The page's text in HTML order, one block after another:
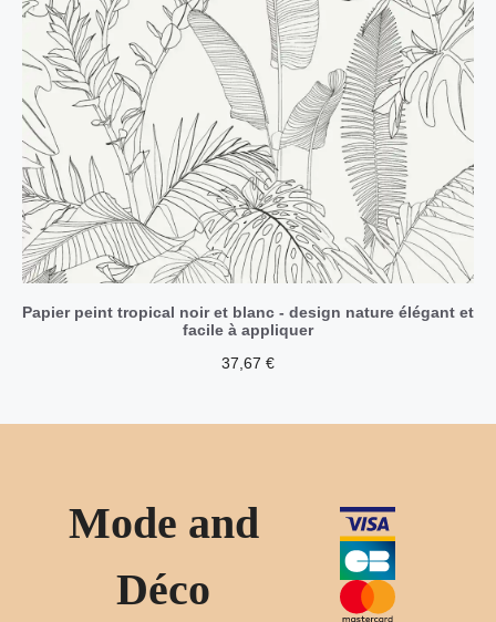
Papier peint tropical noir et blanc - design nature élégant et
facile à appliquer
37,67 €
Mode and
Déco